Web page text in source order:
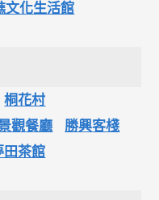
文化生活館
桐花村
觀餐廳
勝興客棧
田茶館